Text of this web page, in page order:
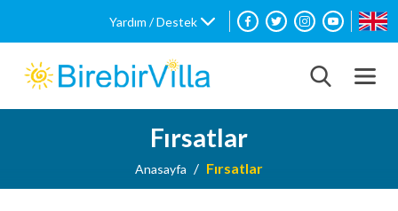
Yardım / Destek
Fırsatlar
Anasayfa Fırsatlar